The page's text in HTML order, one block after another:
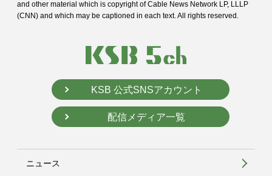
and other material which is copyright of Cable News Network LP, LLLP
(CNN) and which may be captioned in each text. All rights reserved.
KSB 公式SNSアカウント
配信メディア一覧
ニュース